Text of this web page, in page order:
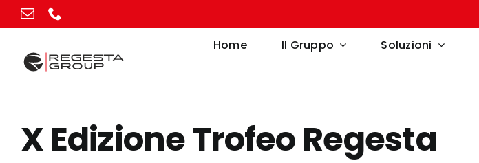
al
Home Il Gruppo Soluzioni
X Edizione Trofeo Regesta